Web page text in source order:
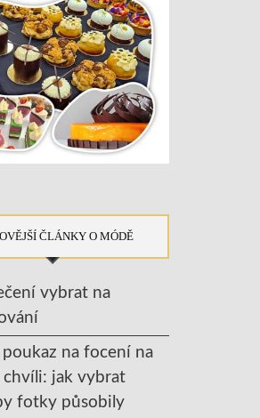
ČLÁNKY O MÓDĚ
vybrat na
na focení na
chvíli: jak vybrat
fotky působily